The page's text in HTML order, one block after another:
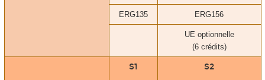
ERG135 ERG156
UE optionnelle
(6 crédits)
S1 S2